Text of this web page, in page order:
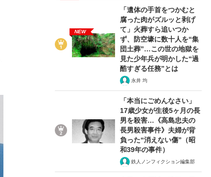
NEW
「遺体の手首をつかむと
腐った肉がズルッと剥げ
て」火葬すら追いつか
ず、防空壕に数十人を“集
団土葬”…この世の地獄を
見た少年兵が明かした“過
酷すぎる任務”とは
永井 均
「本当にごめんなさい」
17歳少女が生後5ヶ月の長
男を殺害…《高島忠夫の
長男殺害事件》夫婦が背
負った“消えない傷”（昭
和39年の事件）
鉄人ノンフィクション編集部